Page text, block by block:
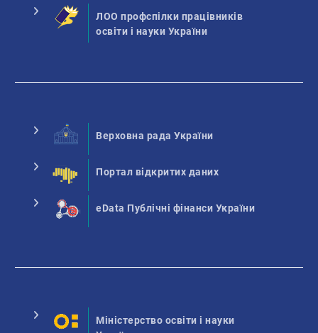
ЛОО профспілки працівників
освіти і науки України
Верховна рада України
Портал відкритих даних
eData Публічні фінанси України
Міністерство освіти і науки